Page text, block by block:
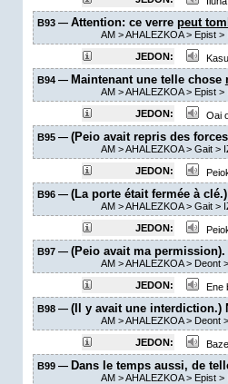
B93 — Attention: ce verre peut
AM> AHALEZKOA > Epist>
JEDON:
B94 — Maintenant une telle chose
AM> AHALEZKOA > Epist>
JEDON:
Oai
B95 — (Peio avait repris des
AM> AHALEZKOA > Gait>
JEDON:
B96 — (La porte était fermée à
AM> AHALEZKOA > Gait>
JEDON:
B97 — (Peio avait ma permission).
AM> AHALEZKOA > Deont>
JEDON:
Ene
B98 — (Il y avait une interdiction.)
AM> AHALEZKOA > Deont>
JEDON:
B99 — Dans le temps aussi, de
AM> AHALEZKOA > Epist>